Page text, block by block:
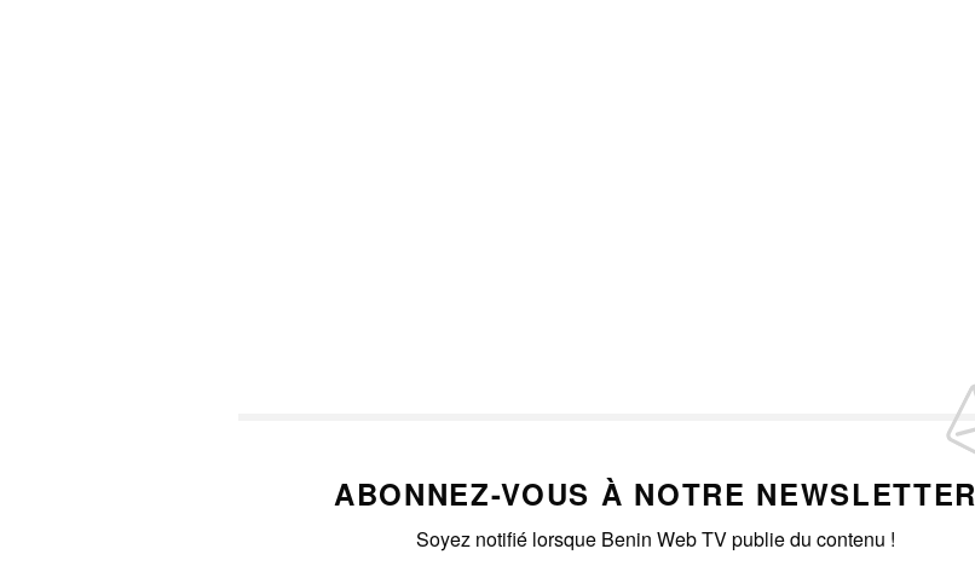
ABONNEZ-VOUS À NOTRE NEWSLETTER
Soyez notifié lorsque Benin Web TV publie du contenu !